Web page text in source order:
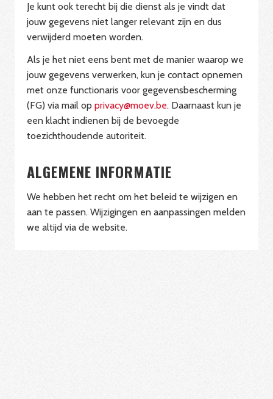
Je kunt ook terecht bij die dienst als je vindt dat
jouw gegevens niet langer relevant zijn en dus
verwijderd moeten worden.
Als je het niet eens bent met de manier waarop we
jouw gegevens verwerken, kun je contact opnemen
met onze functionaris voor gegevensbescherming
(FG) via mail op privacy@moev.be. Daarnaast kun je
een klacht indienen bij de bevoegde
toezichthoudende autoriteit.
ALGEMENE INFORMATIE
We hebben het recht om het beleid te wijzigen en
aan te passen. Wijzigingen en aanpassingen melden
we altijd via de website.